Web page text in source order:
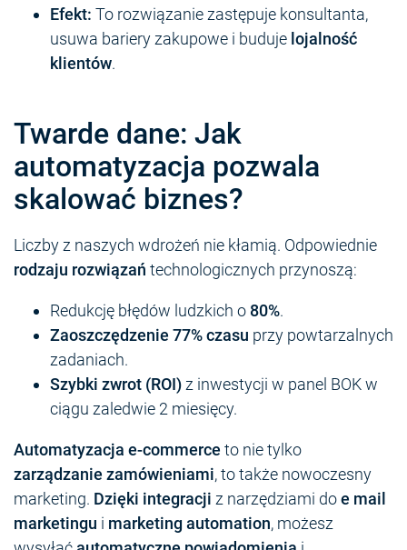
Efekt: To rozwiązanie zastępuje konsultanta,
usuwa bariery zakupowe i buduje lojalność
klientów.
Twarde dane: Jak
automatyzacja pozwala
skalować biznes?
Liczby z naszych wdrożeń nie kłamią. Odpowiednie
rodzaju rozwiązań technologicznych przynoszą:
Redukcję błędów ludzkich o 80%.
Zaoszczędzenie 77% czasu przy powtarzalnych
zadaniach.
Szybki zwrot (ROI) z inwestycji w panel BOK w
ciągu zaledwie 2 miesięcy.
Automatyzacja e-commerce to nie tylko
zarządzanie zamówieniami, to także nowoczesny
marketing. Dzięki integracji z narzędziami doe mail
marketingu i marketing automation, możesz